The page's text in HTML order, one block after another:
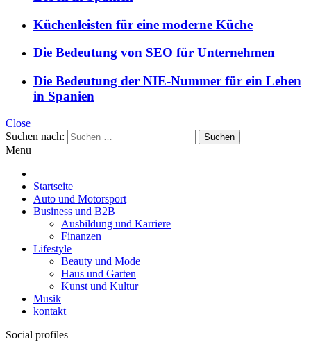
Küchenleisten für eine moderne Küche
Die Bedeutung von SEO für Unternehmen
Die Bedeutung der NIE-Nummer für ein Leben
in Spanien
Close
Suchen nach:
Menu
Startseite
Auto und Motorsport
Business und B2B
Ausbildung und Karriere
Finanzen
Lifestyle
Beauty und Mode
Haus und Garten
Kunst und Kultur
Musik
kontakt
Social profiles